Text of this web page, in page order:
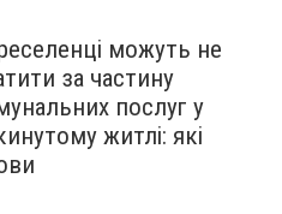
можуть не
за частину
послуг у
житлі: які